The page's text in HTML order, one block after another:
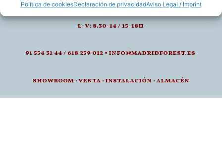
Política de cookiesDeclaración de privacidadAviso Legal / Imprint
l-v: 8.30-14 / 15-18h
91 554 31 44 / 618 259 012 • info@madridforest.es
showroom ·venta · instalación · almacén